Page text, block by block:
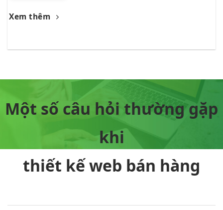
Xem thêm
Một số câu hỏi thường gặp
khi
thiết kế web bán hàng